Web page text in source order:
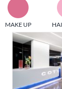
racchiude
numerose
gli
e sport.
LE
MAKE UP
Coty: ricavi netti di
5.892 dollari nel
2025 (-4%).
Prevista una
crescita nel 2026